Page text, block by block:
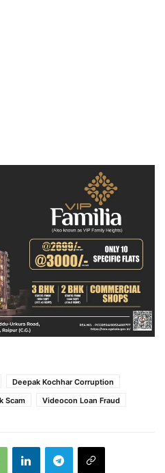
Deepak Kochhar Corruption
Scam Videocon Loan Fraud